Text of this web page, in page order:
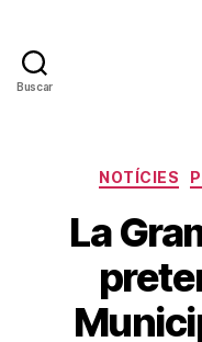
Buscar
NOTÍCIES
La